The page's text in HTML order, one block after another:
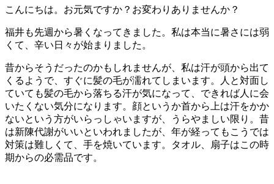
こんにちは。お元気ですか？お変わりありませんか？
福井も先週から暑くなってきました。私は本当に暑さには弱
くて、辛い日々が始まりました。
昔からそうだったのかもしれませんが、私は汗が頭から出て
くるようで、すぐに髪の毛が濡れてしまいます。人と対面し
ていても髪の毛から落ちる汗が気になって、できれば人に会
いたくない気分になります。顔というか首から上は汗をかか
ないという方がいらっしゃいますが、うらやましい限り。昔
は新陳代謝がいいといわれましたが、年が経ってもこうでは
対策は難しくて、手を焼いています。タオル、扇子はこの時
期からの必需品です。